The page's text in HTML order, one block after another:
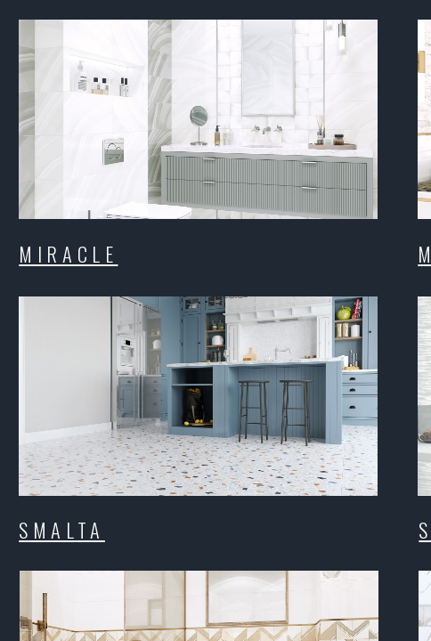
MIRACLE
SMALTA